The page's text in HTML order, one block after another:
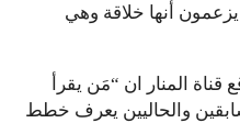
أنها خلاقة وهي
المنار ان “مَن يقرأ
والحاليين يعرف خطط